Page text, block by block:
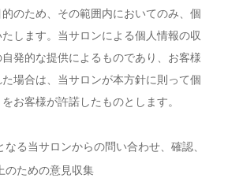
のため、その範囲内においてのみ、個
します。当サロンによる個人情報の収
発的な提供によるものであり、お客様
場合は、当サロンが本方針に則って個
お客様が許諾したものとします。
る当サロンからの問い合わせ、確認、
のための意見収集